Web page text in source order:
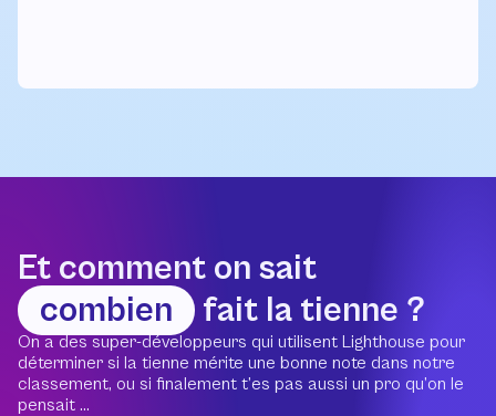
Et comment on sait
combien
fait la tienne ?
On a des super-développeurs qui utilisent Lighthouse pour
déterminer si la tienne mérite une bonne note dans notre
classement, ou si finalement t’es pas aussi un pro qu’on le
pensait ...